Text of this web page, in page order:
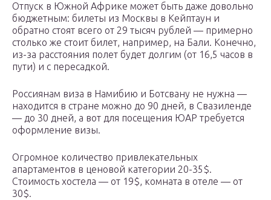
Отпуск в Южной Африке может быть даже довольно
бюджетным: билеты из Москвы в Кейптаун и
обратно стоят всего от 29 тысяч рублей — примерно
столько же стоит билет, например, на Бали. Конечно,
из-за расстояния полет будет долгим (от 16,5 часов в
пути) и с пересадкой.
Россиянам виза в Намибию и Ботсвану не нужна —
находится в стране можно до 90 дней, в Свазиленде
— до 30 дней, а вот для посещения ЮАР требуется
оформление визы.
Огромное количество привлекательных
апартаментов в ценовой категории 20-35$.
Стоимость хостела — от 19$, комната в отеле — от
30$.